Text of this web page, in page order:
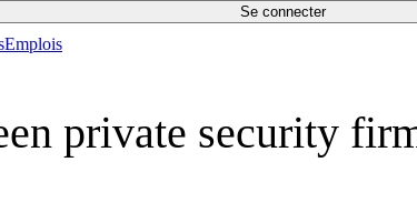
Se connecter
Emplois
private security